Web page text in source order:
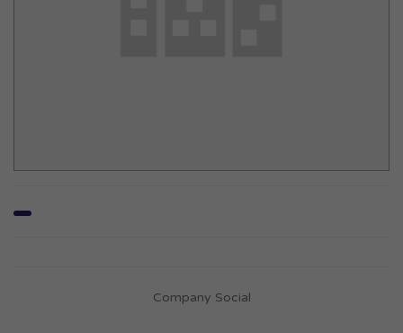
Company Social